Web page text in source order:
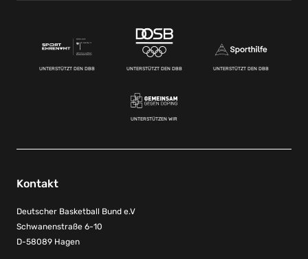
UNTERSTÜTZT DEN DBB UNTERSTÜTZT DEN DBB UNTERSTÜTZT DEN DBB
UNTERSTÜTZEN WIR
Kontakt
Deutscher Basketball Bund e.V
Schwanenstraße 6-10
D-58089 Hagen